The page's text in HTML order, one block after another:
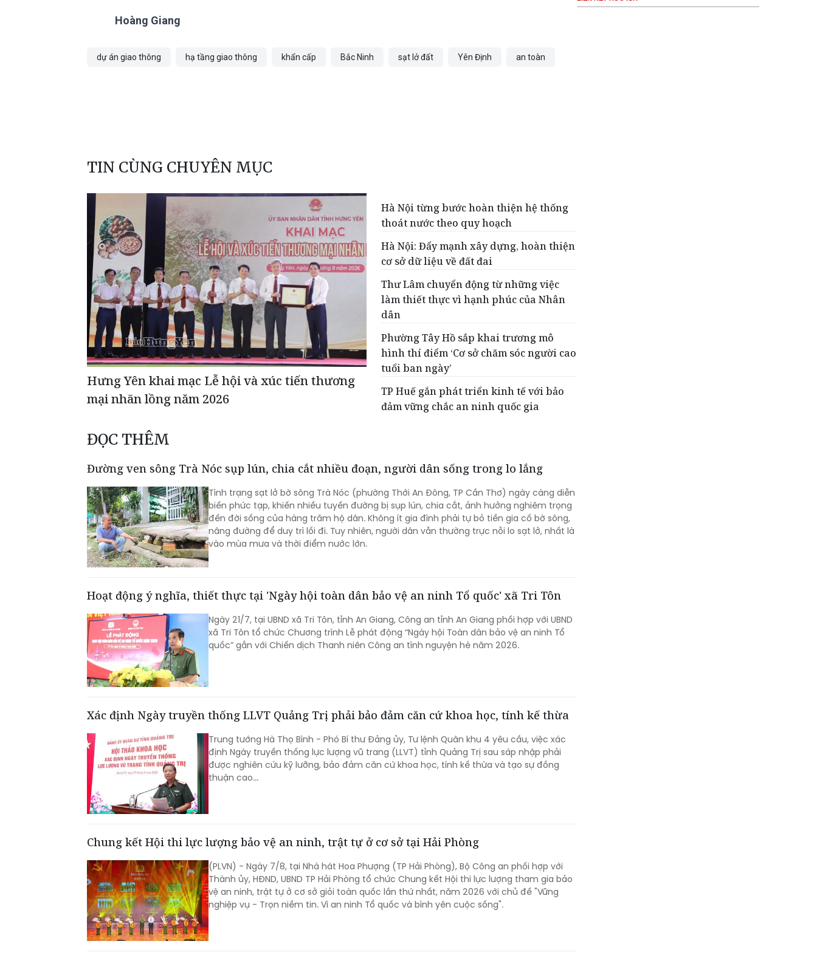
Hoàng Giang
dự án giao thông hạ tầng giao thông khẩn cấp Bắc Ninh sạt lở đất Yên Định an toàn
TIN CÙNG CHUYÊN MỤC
Hưng Yên khai mạc Lễ hội và xúc tiến thương
mại nhãn lồng năm 2026
Hà Nội từng bước hoàn thiện hệ thống
thoát nước theo quy hoạch
Hà Nội: Đẩy mạnh xây dựng, hoàn thiện
cơ sở dữ liệu về đất đai
Thư Lâm chuyển động từ những việc
làm thiết thực vì hạnh phúc của Nhân
dân
Phường Tây Hồ sắp khai trương mô
hình thí điểm ‘Cơ sở chăm sóc người cao
tuổi ban ngày’
TP Huế gắn phát triển kinh tế với bảo
đảm vững chắc an ninh quốc gia
ĐỌC THÊM
Đường ven sông Trà Nóc sụp lún, chia cắt nhiều đoạn, người dân sống trong lo lắng
Tình trạng sạt lở bờ sông Trà Nóc (phường Thới An Đông, TP Cần Thơ) ngày càng diễn
biến phức tạp, khiến nhiều tuyến đường bị sụp lún, chia cắt, ảnh hưởng nghiêm trọng
đến đời sống của hàng trăm hộ dân. Không ít gia đình phải tự bỏ tiền gia cố bờ sông,
nâng đường để duy trì lối đi. Tuy nhiên, người dân vẫn thường trực nỗi lo sạt lở, nhất là
vào mùa mưa và thời điểm nước lớn.
Hoạt động ý nghĩa, thiết thực tại 'Ngày hội toàn dân bảo vệ an ninh Tổ quốc' xã Tri Tôn
Ngày 21/7, tại UBND xã Tri Tôn, tỉnh An Giang, Công an tỉnh An Giang phối hợp với UBND
xã Tri Tôn tổ chức Chương trình Lễ phát động “Ngày hội Toàn dân bảo vệ an ninh Tổ
quốc” gắn với Chiến dịch Thanh niên Công an tình nguyện hè năm 2026.
Xác định Ngày truyền thống LLVT Quảng Trị phải bảo đảm căn cứ khoa học, tính kế thừa
Trung tướng Hà Thọ Bình - Phó Bí thư Đảng ủy, Tư lệnh Quân khu 4 yêu cầu, việc xác
định Ngày truyền thống lực lượng vũ trang (LLVT) tỉnh Quảng Trị sau sáp nhập phải
được nghiên cứu kỹ lưỡng, bảo đảm căn cứ khoa học, tính kế thừa và tạo sự đồng
thuận cao...
Chung kết Hội thi lực lượng bảo vệ an ninh, trật tự ở cơ sở tại Hải Phòng
(PLVN) - Ngày 7/8, tại Nhà hát Hoa Phượng (TP Hải Phòng), Bộ Công an phối hợp với
Thành ủy, HĐND, UBND TP Hải Phòng tổ chức Chung kết Hội thi lực lượng tham gia bảo
vệ an ninh, trật tự ở cơ sở giỏi toàn quốc lần thứ nhất, năm 2026 với chủ đề "Vững
nghiệp vụ - Trọn niềm tin. Vì an ninh Tổ quốc và bình yên cuộc sống".